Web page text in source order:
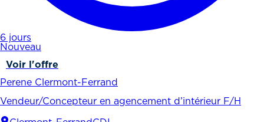
6 jours
Nouveau
Voir l'offre
Perene Clermont-Ferrand
Vendeur/Concepteur en agencement d’intérieur F/H